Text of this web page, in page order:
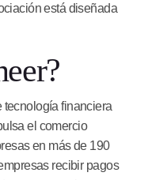
está diseñada
tecnología financiera
el comercio
en más de 190
recibir pagos